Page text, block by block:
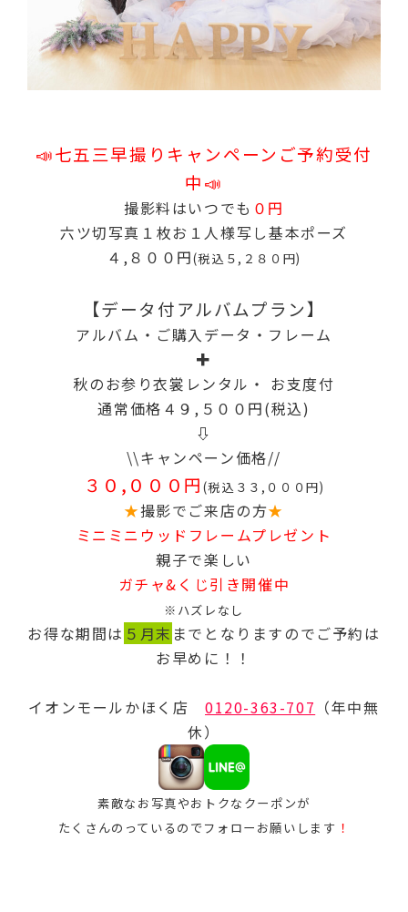
📣七五三早撮りキャンペーンご予約受付
中📣
撮影料はいつでも ０円
六ツ切写真１枚お１人様写し基本ポーズ
４,８００円(税込５,２８０円)
【データ付アルバムプラン】
アルバム・ご購入データ・ フレーム
✚
秋のお参り衣裳レンタル・ お支度付
通常価格４９,５００円(税込)
⇩
\\キャンペーン価格//
３０,０００円 (税込３３,０００円)
★撮影でご来店の方★
ミニミニウッドフレームプレゼント
親子で楽しい
ガチャ&くじ引き開催中
※ハズレなし
お得な期間は ５月末 までとなりますのでご予約は
お早めに！！
イオンモールかほく店 0120-363-707 （年中無
休）
素敵なお写真やおトクなクーポンが
たくさんのっているのでフォローお願いします ！